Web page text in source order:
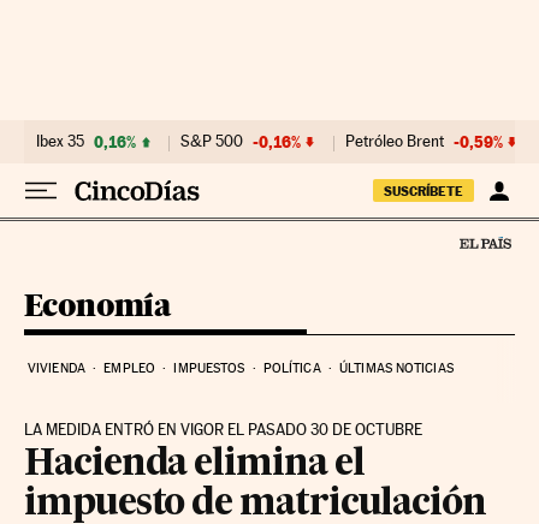
Ibex 35 0,16% S&P 500 -0,16% Petróleo Brent -0,59%
SUSCRÍBETE
Economía
VIVIENDA EMPLEO IMPUESTOS POLÍTICA ÚLTIMAS NOTICIAS
LA MEDIDA ENTRÓ EN VIGOR EL PASADO 30 DE OCTUBRE
Hacienda elimina el
impuesto de matriculación